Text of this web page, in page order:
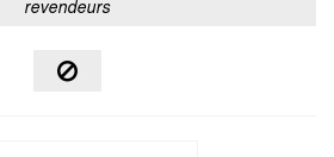
revendeurs